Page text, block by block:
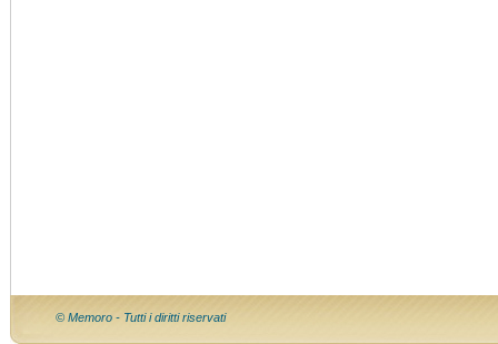
© Memoro - Tutti i diritti riservati